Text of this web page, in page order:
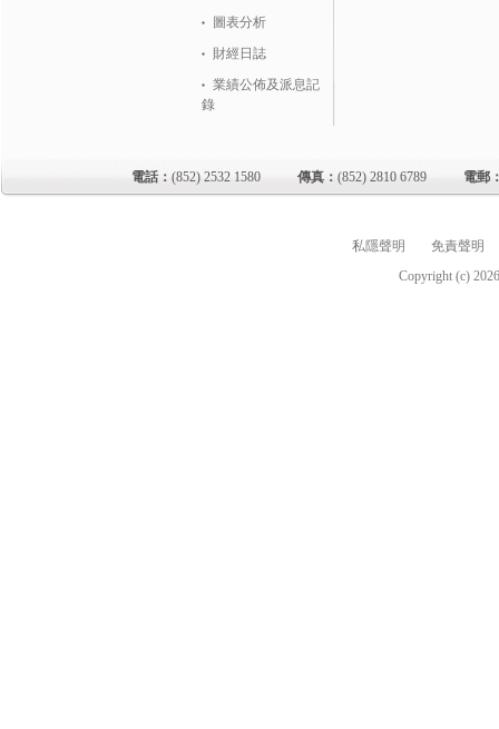
圖表分析
財經日誌
業績公佈及派息記
錄
電話： (852) 2532 1580 傳真： (852) 2810 6789 電郵
私隱聲明
免責聲明
Copyright (c)